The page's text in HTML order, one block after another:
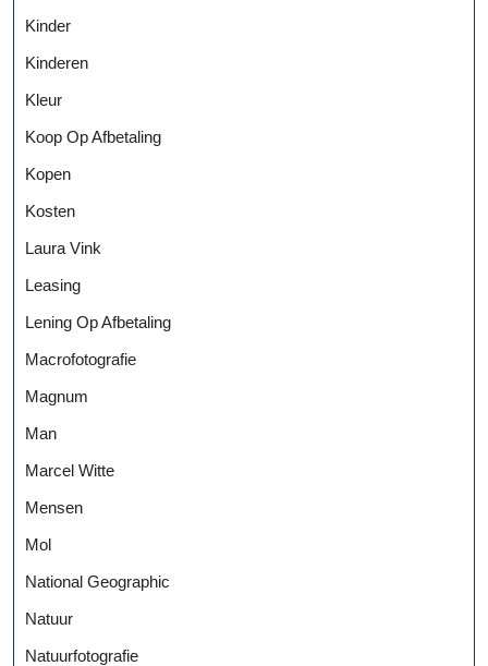
Kinder
Kinderen
Kleur
Koop Op Afbetaling
Kopen
Kosten
Laura Vink
Leasing
Lening Op Afbetaling
Macrofotografie
Magnum
Man
Marcel Witte
Mensen
Mol
National Geographic
Natuur
Natuurfotografie